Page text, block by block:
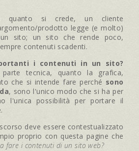
a quanto si crede, un cliente
prodotto legge (e molto)
sito; un sito che rende poco,
contenuti scadenti.
i contenuti in un sito?
tecnica, quanto la grafica,
che si intende fare perché sono
, sono l'unico modo che si ha per
l'unica possibilità per portare il
deve essere contestualizzato
proprio con questa pagine che
fare i contenuti di un sito web?